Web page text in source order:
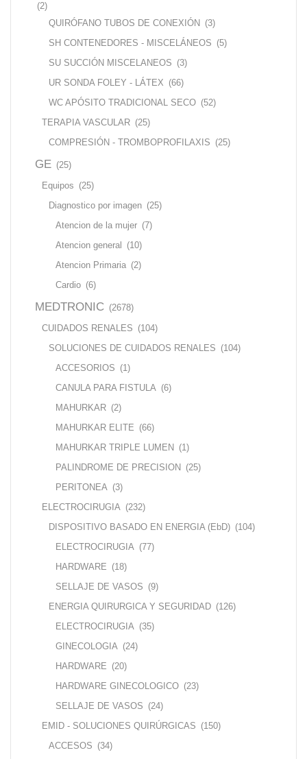
(2)
QUIRÓFANO TUBOS DE CONEXIÓN (3)
SH CONTENEDORES - MISCELÁNEOS (5)
SU SUCCIÓN MISCELANEOS (3)
UR SONDA FOLEY - LÁTEX (66)
WC APÓSITO TRADICIONAL SECO (52)
TERAPIA VASCULAR (25)
COMPRESIÓN - TROMBOPROFILAXIS (25)
GE (25)
Equipos (25)
Diagnostico por imagen (25)
Atencion de la mujer (7)
Atencion general (10)
Atencion Primaria (2)
Cardio (6)
MEDTRONIC (2678)
CUIDADOS RENALES (104)
SOLUCIONES DE CUIDADOS RENALES (104)
ACCESORIOS (1)
CANULA PARA FISTULA (6)
MAHURKAR (2)
MAHURKAR ELITE (66)
MAHURKAR TRIPLE LUMEN (1)
PALINDROME DE PRECISION (25)
PERITONEA (3)
ELECTROCIRUGIA (232)
DISPOSITIVO BASADO EN ENERGIA (EbD) (104)
ELECTROCIRUGIA (77)
HARDWARE (18)
SELLAJE DE VASOS (9)
ENERGIA QUIRURGICA Y SEGURIDAD (126)
ELECTROCIRUGIA (35)
GINECOLOGIA (24)
HARDWARE (20)
HARDWARE GINECOLOGICO (23)
SELLAJE DE VASOS (24)
EMID - SOLUCIONES QUIRÚRGICAS (150)
ACCESOS (34)